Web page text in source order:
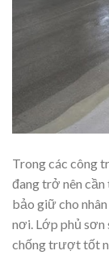
Trong các công
đang trở nên
bảo giữ cho
nơi. Lớp phủ sơn
chống trượt tốt